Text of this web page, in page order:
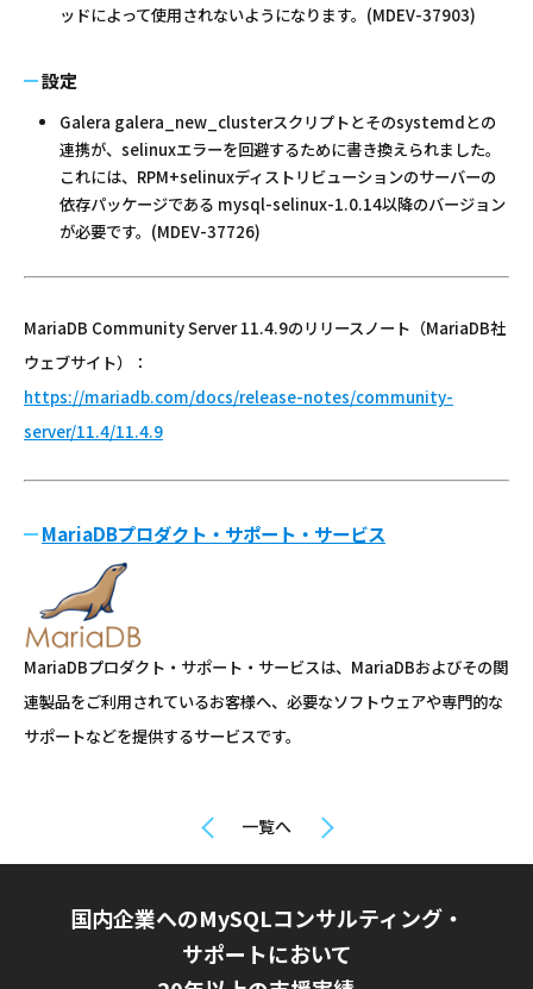
ッドによって使用されないようになります。(MDEV-37903)
設定
Galera galera_new_clusterスクリプトとそのsystemdとの
連携が、selinuxエラーを回避するために書き換えられました。
これには、RPM+selinuxディストリビューションのサーバーの
依存パッケージである mysql-selinux-1.0.14以降のバージョン
が必要です。(MDEV-37726)
MariaDB Community Server 11.4.9のリリースノート（MariaDB社
ウェブサイト）：
https://mariadb.com/docs/release-notes/community-
server/11.4/11.4.9
MariaDBプロダクト・サポート・サービス
MariaDBプロダクト・サポート・サービスは、MariaDBおよびその関
連製品をご利用されているお客様へ、必要なソフトウェアや専門的な
サポートなどを提供するサービスです。
一覧へ
国内企業へのMySQLコンサルティング・
サポートにおいて